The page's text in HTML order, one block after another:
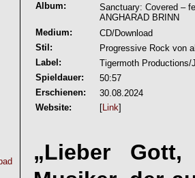
Album:
Sanctuary: Covered –
ANGHARAD BRINN
Medium:
CD/Download
Stil:
Progressive Rock von
Label:
Tigermoth
Spieldauer:
50:57
Erschienen:
30.08.2024
Website:
[Link]
„Lieber